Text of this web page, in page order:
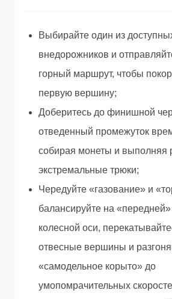
Выбирайте один из
внедорожников и
горный маршрут, чтобы
первую вершину;
Доберитесь до финишной
отведенный промежуток
собирая монеты и выполняя
экстремальные трюки;
Чередуйте «газование» и
балансируйте на
колесной оси,
отвесные вершины и
«самодельное корыто» до
умопомрачительных